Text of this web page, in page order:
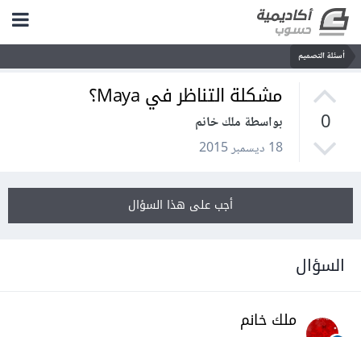
أسئلة التصميم
0
مشكلة التناظر في Maya؟
بواسطة ملك خانم
18 ديسمبر 2015
أجب على هذا السؤال
السؤال
ملك خانم